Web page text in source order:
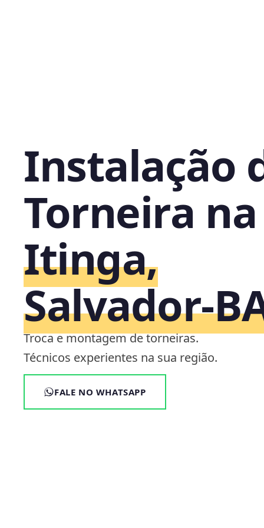
Instalação
Torneira na
Itinga,
Troca e montagem de torneiras.
Técnicos experientes na sua região.
FALE NO WHATSAPP